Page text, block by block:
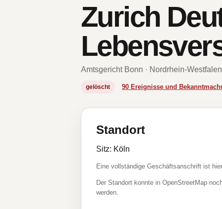
Zurich
Amtsgericht Bonn · Nordrhein-Westfalen
gelöscht 90 Ereignisse und
Standort
Sitz: Köln
Eine vollständige Geschäftsanschrift ist
Der Standort konnte in OpenStreetMap
werden.